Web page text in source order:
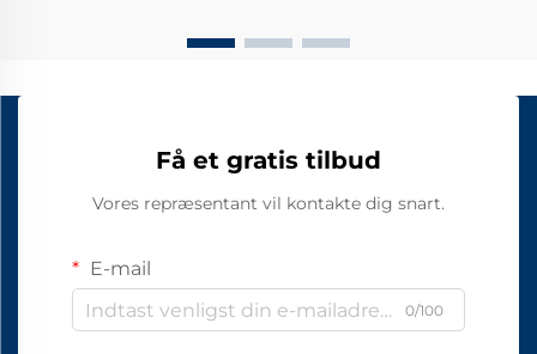
Få et gratis tilbud
Vores repræsentant vil kontakte dig snart.
E-mail
0/100